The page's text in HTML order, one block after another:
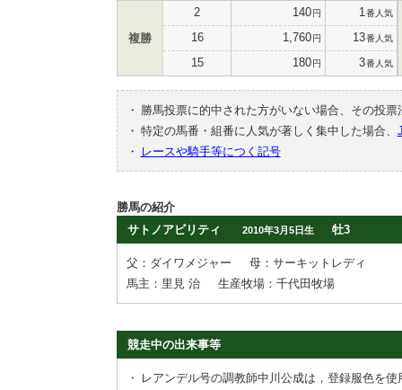
複勝
2 140円 1 番人気
16 1,760円 13番人気
15 180円 3番人気
・
勝馬投票に的中された方がいない場合、その投
・ 特定の馬番・組番に人気が著しく集中した場合、
・
レースや騎手等につく記号
勝馬の紹介
サトノアビリティ
2010年3月5日生 牡3
父：ダイワメジャー
母：サーキットレディ
馬主：里見 治
生産牧場：千代田牧場
競走中の出来事等
・
レアンデル号の調教師中川公成は，登録服色を